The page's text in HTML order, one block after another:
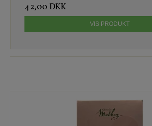
42,00 DKK
VIS PRODUKT